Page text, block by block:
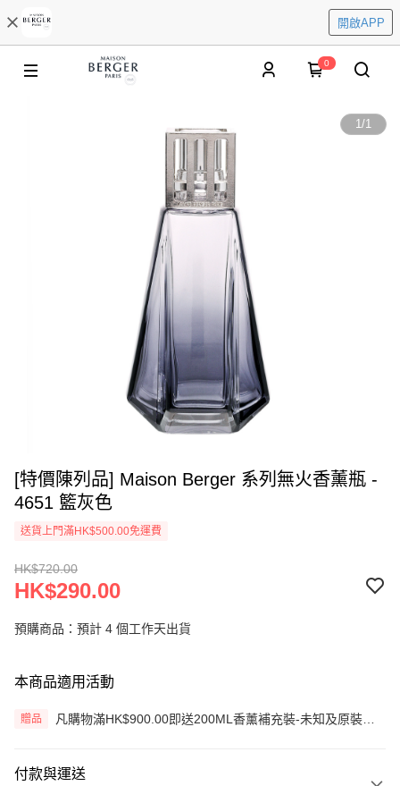
開啟APP
0
1/1
[特價陳列品] Maison Berger 系列無火香薰瓶 -
4651 籃灰色
送貨上門滿HK$500.00免運費
HK$720.00
HK$290.00
預購商品：預計 4 個工作天出貨
本商品適用活動
贈品
凡購物滿HK$900.00即送200ML香薰補充裝-未知及原裝藤
付款與運送